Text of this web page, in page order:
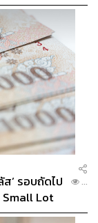
’ รอบถัดไป
Small Lot
...